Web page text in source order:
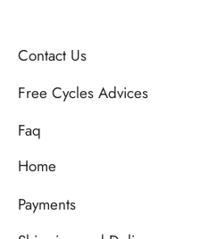
Contact Us
Free Cycles Advices
Faq
Home
Payments